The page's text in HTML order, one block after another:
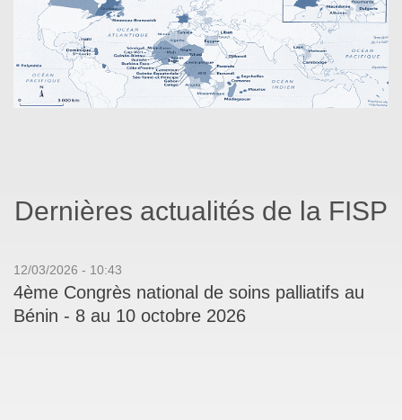
Dernières actualités de la FISP
12/03/2026 - 10:43
4ème Congrès national de soins palliatifs au
Bénin - 8 au 10 octobre 2026